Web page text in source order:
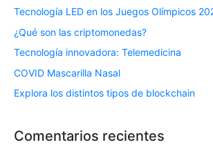
Tecnología LED en los Juegos Olímpicos
¿Qué son las criptomonedas?
Tecnología innovadora: Telemedicina
COVID Mascarilla Nasal
Explora los distintos tipos de blockchain
Comentarios recientes